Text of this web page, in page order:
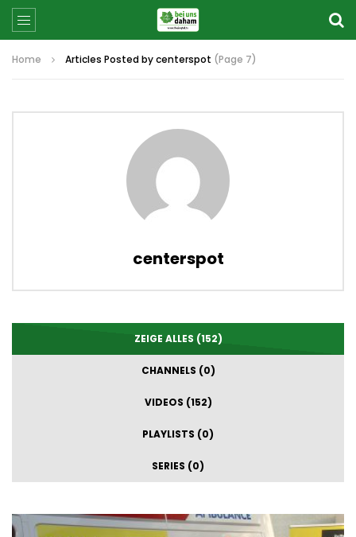
Home Articles Posted by centerspot (Page 7)
centerspot
ZEIGE ALLES (152)
CHANNELS (0)
VIDEOS (152)
PLAYLISTS (0)
SERIES (0)